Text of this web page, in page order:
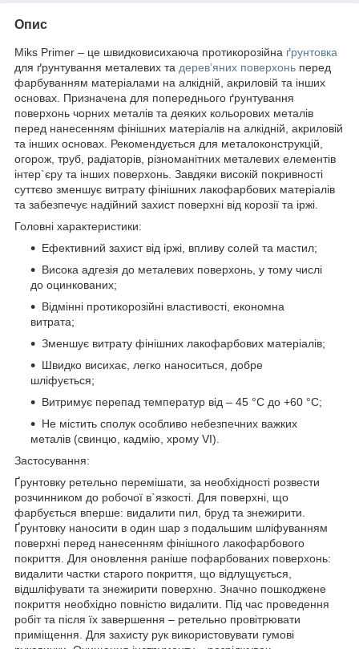
Опис
Miks Primer – це швидковисихаюча протикорозійна ґрунтовка
для ґрунтування металевих та дерев’яних поверхонь перед
фарбуванням матеріалами на алкідній, акриловій та інших
основах. Призначена для попереднього ґрунтування
поверхонь чорних металів та деяких кольорових металів
перед нанесенням фінішних матеріалів на алкідній, акриловій
та інших основах. Рекомендується для металоконструкцій,
огорож, труб, радіаторів, різноманітних металевих елементів
інтер`єру та інших поверхонь. Завдяки високій покривності
суттєво зменшує витрату фінішних лакофарбових матеріалів
та забезпечує надійний захист поверхні від корозії та іржі.
Головні характеристики:
Ефективний захист від іржі, впливу солей та мастил;
Висока адгезія до металевих поверхонь, у тому числі
до оцинкованих;
Відмінні протикорозійні властивості, економна
витрата;
Зменшує витрату фінішних лакофарбових матеріалів;
Швидко висихає, легко наноситься, добре
шліфується;
Витримує перепад температур від – 45 °С до +60 °С;
Не містить сполук особливо небезпечних важких
металів (свинцю, кадмію, хрому VІ).
Застосування:
Ґрунтовку ретельно перемішати, за необхідності розвести
розчинником до робочої в`язкості. Для поверхні, що
фарбується вперше: видалити пил, бруд та знежирити.
Ґрунтовку наносити в один шар з подальшим шліфуванням
поверхні перед нанесенням фінішного лакофарбового
покриття. Для оновлення раніше пофарбованих поверхонь:
видалити частки старого покриття, що відлущується,
відшліфувати та знежирити поверхню. Значно пошкоджене
покриття необхідно повністю видалити. Під час проведення
робіт та після їх завершення – ретельно провітрювати
приміщення. Для захисту рук використовувати гумові